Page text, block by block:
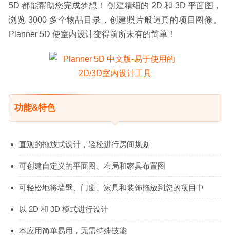
5D 都能帮助您完成梦想！ 创建精细的 2D 和 3D 平面图，
浏览 3000 多个物品目录，创建照片般逼真的项目图像。
Planner 5D 使室内设计变得前所未有的简单！
功能&特色
直观的拖放式设计，轻松进行房间规划
可创建自定义的平面图、布局和家具布置图
可轻松地将墙壁、门窗、家具和装饰拖放到您的项目中
以 2D 和 3D 模式进行设计
本应用简单易用，无需特殊技能